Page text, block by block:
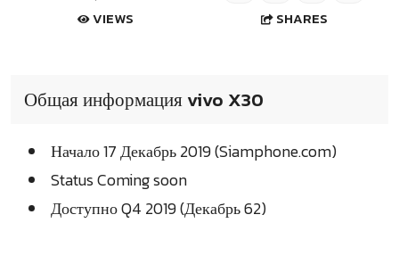
VIEWS SHARES
Общая информация vivo X30
Начало 17 Декабрь 2019 (Siamphone.com)
Status Coming soon
Доступно Q4 2019 (Декабрь 62)